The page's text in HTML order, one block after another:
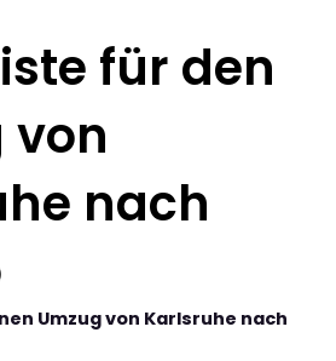
für den
von
nach
Umzug von Karlsruhe nach